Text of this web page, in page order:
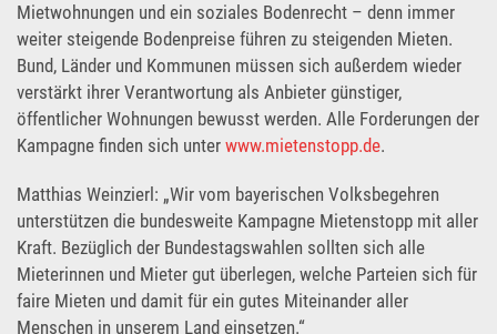
Mietwohnungen und ein soziales Bodenrecht – denn immer
weiter steigende Bodenpreise führen zu steigenden Mieten.
Bund, Länder und Kommunen müssen sich außerdem wieder
verstärkt ihrer Verantwortung als Anbieter günstiger,
öffentlicher Wohnungen bewusst werden. Alle Forderungen der
Kampagne finden sich unter www.mietenstopp.de.
Matthias Weinzierl: „Wir vom bayerischen Volksbegehren
unterstützen die bundesweite Kampagne Mietenstopp mit aller
Kraft. Bezüglich der Bundestagswahlen sollten sich alle
Mieterinnen und Mieter gut überlegen, welche Parteien sich für
faire Mieten und damit für ein gutes Miteinander aller
Menschen in unserem Land einsetzen.“